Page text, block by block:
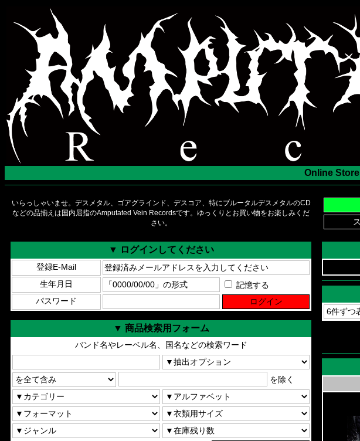
Online Store
いらっしゃいませ。デスメタル、ゴアグラインド、デスコア、特にブルータルデスメタルのCD
などの品揃えは国内屈指のAmputated Vein Recordsです。ゆっくりとお買い物をお楽しみくだ
さい。
▼ ログインしてください
登録E-Mail
生年月日
記憶する
パスワード
▼ 商品検索用フォーム
バンド名やレーベル名、国名などの検索ワード
を除く